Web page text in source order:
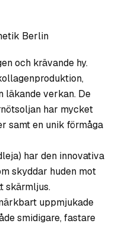
Berlin
och krävande hy.
läkande verkan. De
har mycket
samt en unik förmåga
har den innovativa
skyddar huden mot
skärmljus.
uppmjukade
smidigare, fastare